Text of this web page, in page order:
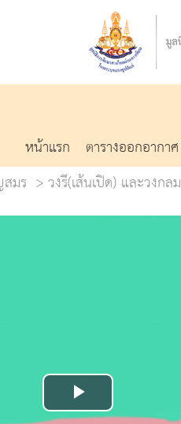
หน้าแรก ตารางออกอากาศ
มร วงรี(เส้นเปิด) และวงกลม
Play